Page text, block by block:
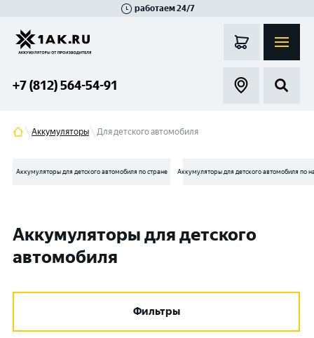
работаем 24/7
+7 (812) 564-54-91
Аккумуляторы Для детского автомобиля
Аккумуляторы для детского автомобиля по стране Аккумуляторы для детского автомобиля по
Аккумуляторы для детского
автомобиля
Фильтры
Гатчина